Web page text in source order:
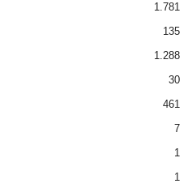
1.781
135
1.288
30
461
7
1
1